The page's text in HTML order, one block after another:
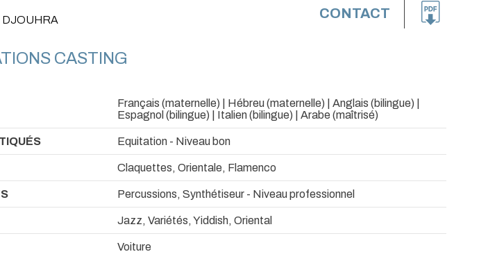
DJOUHRA CONTACT
CASTING
Français (maternelle) | Hébreu (maternelle) | Anglais (bilingue) |
Espagnol (bilingue) | Italien (bilingue) | Arabe (maîtrisé)
Equitation - Niveau bon
Claquettes, Orientale, Flamenco
Percussions, Synthétiseur - Niveau professionnel
Jazz, Variétés, Yiddish, Oriental
Voiture